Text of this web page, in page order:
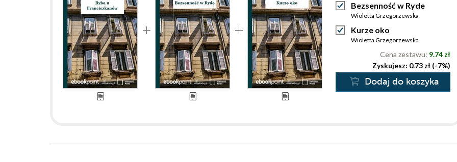
Bezsenność w Ryde
Wioletta Grzegorzewska
Kurze oko
Wioletta Grzegorzewska
Cena zestawu: 9.74 zł
Zyskujesz: 0.73 zł (-7%)
Dodaj do koszyka